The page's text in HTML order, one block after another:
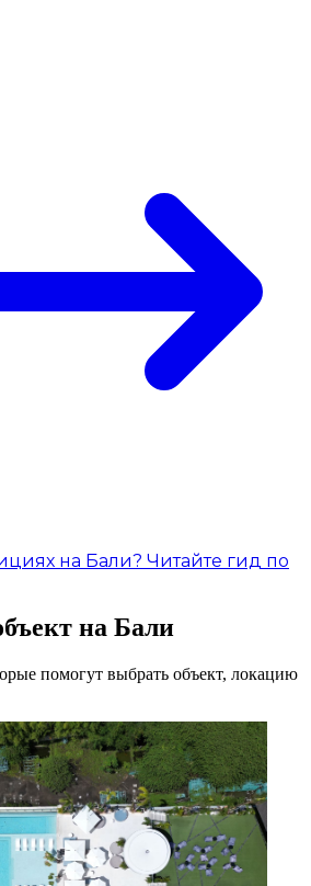
на Бали? Читайте гид по
на Бали
помогут выбрать объект, локацию